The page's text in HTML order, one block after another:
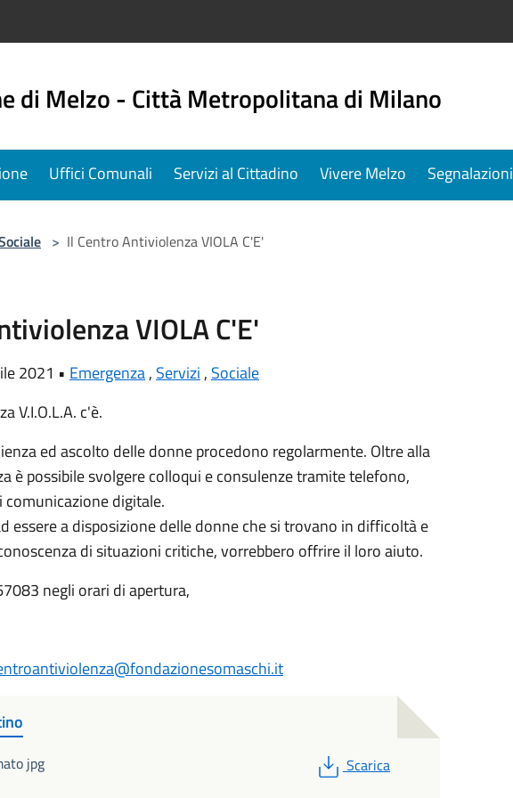
di Melzo - Città Metropolitana di Milano
Uffici Comunali Servizi al Cittadino Vivere Melzo Segnalazioni
> Il Centro Antiviolenza VIOLA C'E'
VIOLA C'E'
2021 • Emergenza, Servizi , Sociale
V.I.O.L.A. c'è.
ed ascolto delle donne procedono regolarmente. Oltre alla
è possibile svolgere colloqui e consulenze tramite telefono,
digitale.
essere a disposizione delle donne che si trovano in difficoltà e
di situazioni critiche, vorrebbero offrire il loro aiuto.
negli orari di apertura,
jpg PDF
Scarica